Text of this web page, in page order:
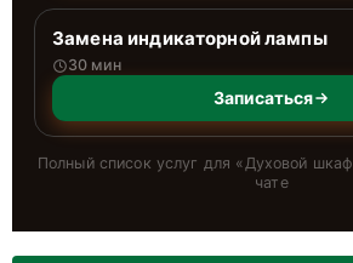
Замена индикаторной лампы
30 мин
Записаться
Полный список услуг для «Духовой шкаф
чате